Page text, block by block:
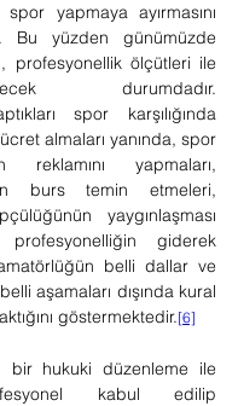
spor yapmaya ayırmasını
Bu yüzden günümüzde
profesyonellik ölçütleri ile
durumdadır.
spor karşılığında
almaları yanında, spor
reklamını yapmaları,
burs temin etmeleri,
yaygınlaşması
giderek
amatörlüğün belli dallar ve
aşamaları dışında kural
göstermektedir. [6]
bir hukuki düzenleme ile
kabul edilip